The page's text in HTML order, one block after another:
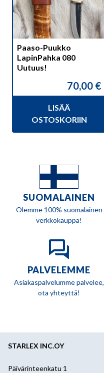
Paaso-Puukko
LapinPahka 080
Uutuus!
70,00 €
LISÄÄ
OSTOSKORIIN
SUOMALAINEN
Olemme 100% suomalainen
verkkokauppa!
PALVELEMME
Asiakaspalvelumme palvelee,
ota yhteyttä!
STARLEX INC.OY
Päivärinteenkatu 1